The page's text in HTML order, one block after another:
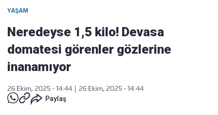
YAŞAM
Neredeyse 1,5 kilo! Devasa
domatesi görenler gözlerine
inanamıyor
26 Ekim, 2025 - 14:44
26 Ekim, 2025 - 14:44
Paylaş